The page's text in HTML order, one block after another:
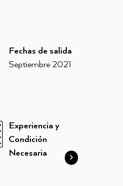
Fechas de salida
Septiembre 2021
Experiencia y
Condición
Necesaria
>